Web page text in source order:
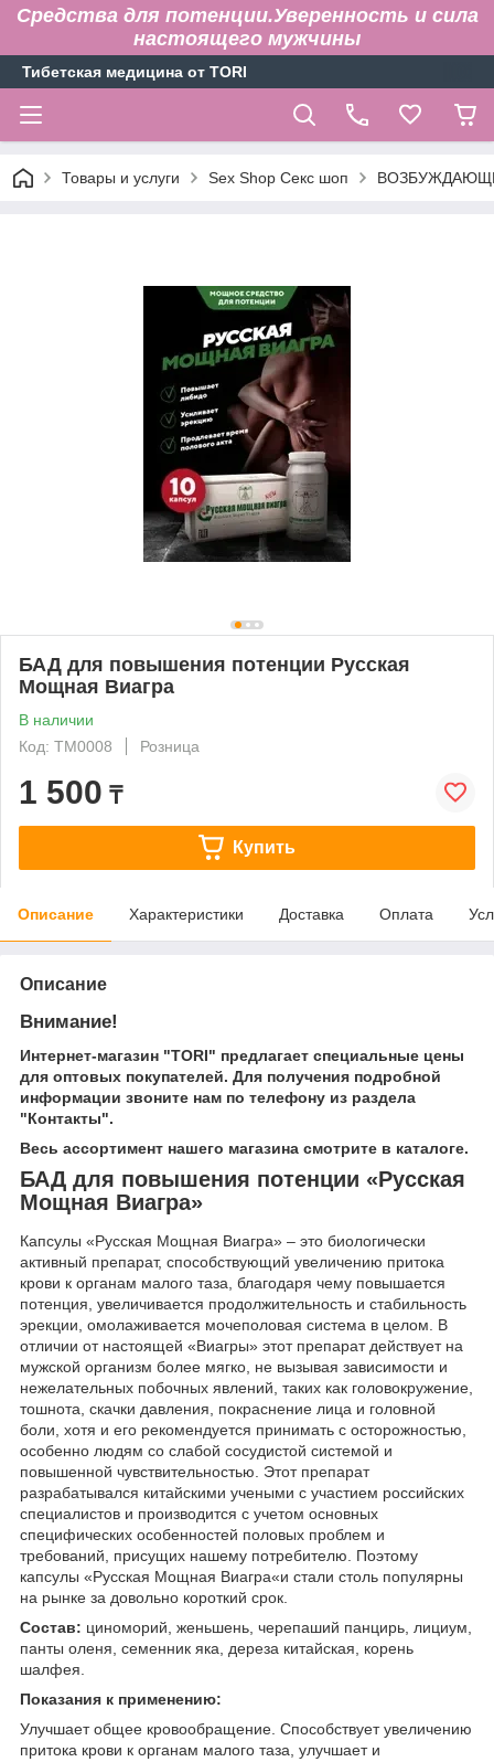
Средства для потенции.Уверенность и сила
настоящего мужчины
Тибетская медицина от TORI
Товары и услуги Sex Shop Секс шоп
БАД для повышения потенции Русская
Мощная Виагра
В наличии
Код: ТМ0008
Розница
1 500 ₸
Купить
Описание Характеристики Доставка Оплата
Описание
Внимание!
Интернет-магазин "TORI" предлагает специальные цены
для оптовых покупателей. Для получения подробной
информации звоните нам по телефону из раздела
"Контакты".
Весь ассортимент нашего магазина смотрите в каталоге.
БАД для повышения потенции «Русская
Мощная Виагра»
Капсулы «Русская Мощная Виагра» – это биологически
активный препарат, способствующий увеличению притока
крови к органам малого таза, благодаря чему повышается
потенция, увеличивается продолжительность и стабильность
эрекции, омолаживается мочеполовая система в целом. В
отличии от настоящей «Виагры» этот препарат действует на
мужской организм более мягко, не вызывая зависимости и
нежелательных побочных явлений, таких как головокружение,
тошнота, скачки давления, покраснение лица и головной
боли, хотя и его рекомендуется принимать с осторожностью,
особенно людям со слабой сосудистой системой и
повышенной чувствительностью. Этот препарат
разрабатывался китайскими учеными с участием российских
специалистов и производится с учетом основных
специфических особенностей половых проблем и
требований, присущих нашему потребителю. Поэтому
капсулы «Русская Мощная Виагра«и стали столь популярны
на рынке за довольно короткий срок.
Состав: циноморий, женьшень, черепаший панцирь, лициум,
панты оленя, семенник яка, дереза китайская, корень
шалфея.
Показания к применению:
Улучшает общее кровообращение. Способствует увеличению
притока крови к органам малого таза, улучшает и